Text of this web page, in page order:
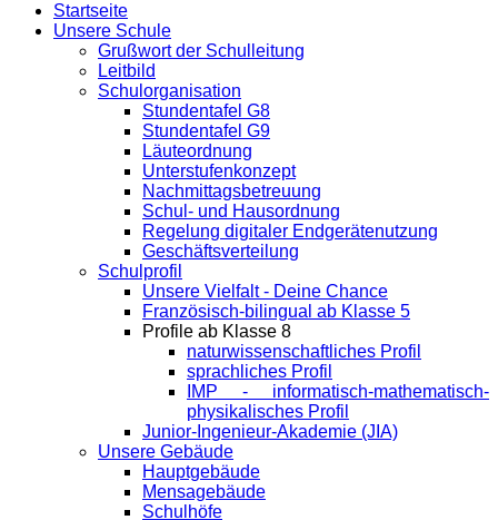
Startseite
Unsere Schule
Grußwort der Schulleitung
Leitbild
Schulorganisation
Stundentafel G8
Stundentafel G9
Läuteordnung
Unterstufenkonzept
Nachmittagsbetreuung
Schul- und Hausordnung
Regelung digitaler Endgeräte­nutzung
Geschäftsverteilung
Schulprofil
Unsere Vielfalt - Deine Chance
Französisch-bilingual ab Klasse 5
Profile ab Klasse 8
naturwissenschaftliches Profil
sprachliches Profil
IMP - informatisch-mathematisch-
physikalisches Profil
Junior-Ingenieur-Akademie (JIA)
Unsere Gebäude
Hauptgebäude
Mensagebäude
Schulhöfe